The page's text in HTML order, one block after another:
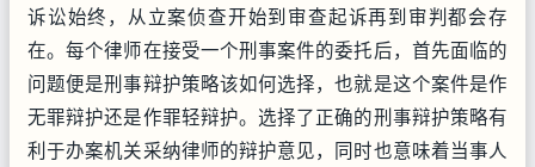
诉讼始终，从立案侦查开始到审查起诉再到审判都会存
在。每个律师在接受一个刑事案件的委托后，首先面临的
问题便是刑事辩护策略该如何选择，也就是这个案件是作
无罪辩护还是作罪轻辩护。选择了正确的刑事辩护策略有
利于办案机关采纳律师的辩护意见，同时也意味着当事人